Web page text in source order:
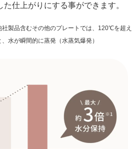
仕上がりにする事ができます。
製品含むその他のプレートでは、120℃を超え
水が瞬間的に蒸発（水蒸気爆発）